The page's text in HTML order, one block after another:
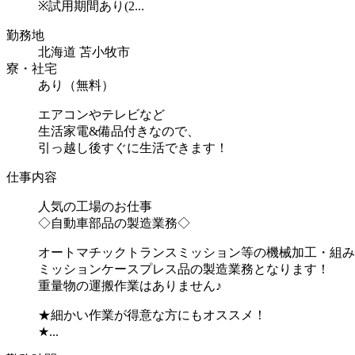
※試用期間あり(2...
勤務地
北海道 苫小牧市
寮・社宅
あり（無料）
エアコンやテレビなど
生活家電&備品付きなので、
引っ越し後すぐに生活できます！
仕事内容
人気の工場のお仕事
◇自動車部品の製造業務◇
オートマチックトランスミッション等の機械加工・組
ミッションケースプレス品の製造業務となります！
重量物の運搬作業はありません♪
★細かい作業が得意な方にもオススメ！
★...